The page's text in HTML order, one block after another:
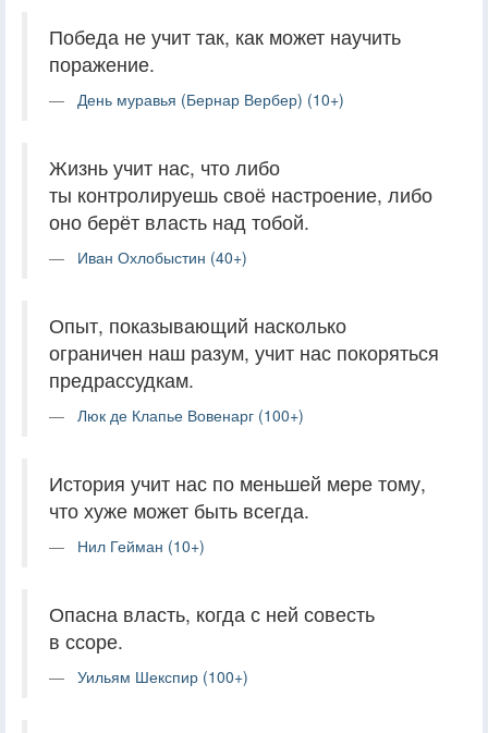
Победа не учит так, как может научить
поражение.
День муравья (Бернар Вербер) (10+)
Жизнь учит нас, что либо
ты контролируешь своё настроение, либо
оно берёт власть над тобой.
Иван Охлобыстин (40+)
Опыт, показывающий насколько
ограничен наш разум, учит нас покоряться
предрассудкам.
Люк де Клапье Вовенарг (100+)
История учит нас по меньшей мере тому,
что хуже может быть всегда.
Нил Гейман (10+)
Опасна власть, когда с ней совесть
в ссоре.
Уильям Шекспир (100+)